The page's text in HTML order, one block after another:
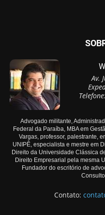
Av.
Advogado militante,
Federal da Paraíba, MBA em
Vargas, professor, palestrante,
UNIPÊ, especialista e mestre em
Direito da Universidade Clássica
Direito Empresarial pela mesma
Fundador do escritório de
Contato: